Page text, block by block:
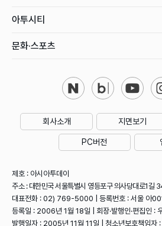
아투시티
문화·스포츠
회사소개 지면보기
PC버전
제호 : 아시아투데이
주소 : 대한민국 서울특별시 영등포구 의사당대로1길
대표전화 : 02) 769-5000 | 등록번호 : 서울 아
등록일 : 2006년 1월 18일 | 회장·발행인·편집인 :
발행일자 : 2005년 11월 11일 | 청소년보호책임자 :